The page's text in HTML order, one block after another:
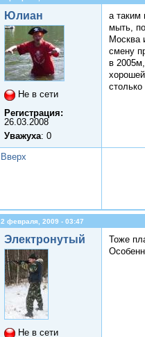
Юлиан
Не в сети
Регистрация:
26.03.2008
Уважуха: 0
а таким
мыть,
Москва
смену
в
Вверх
2 февраля, 2009 - 03:47
Электронутый
Не в сети
Тоже